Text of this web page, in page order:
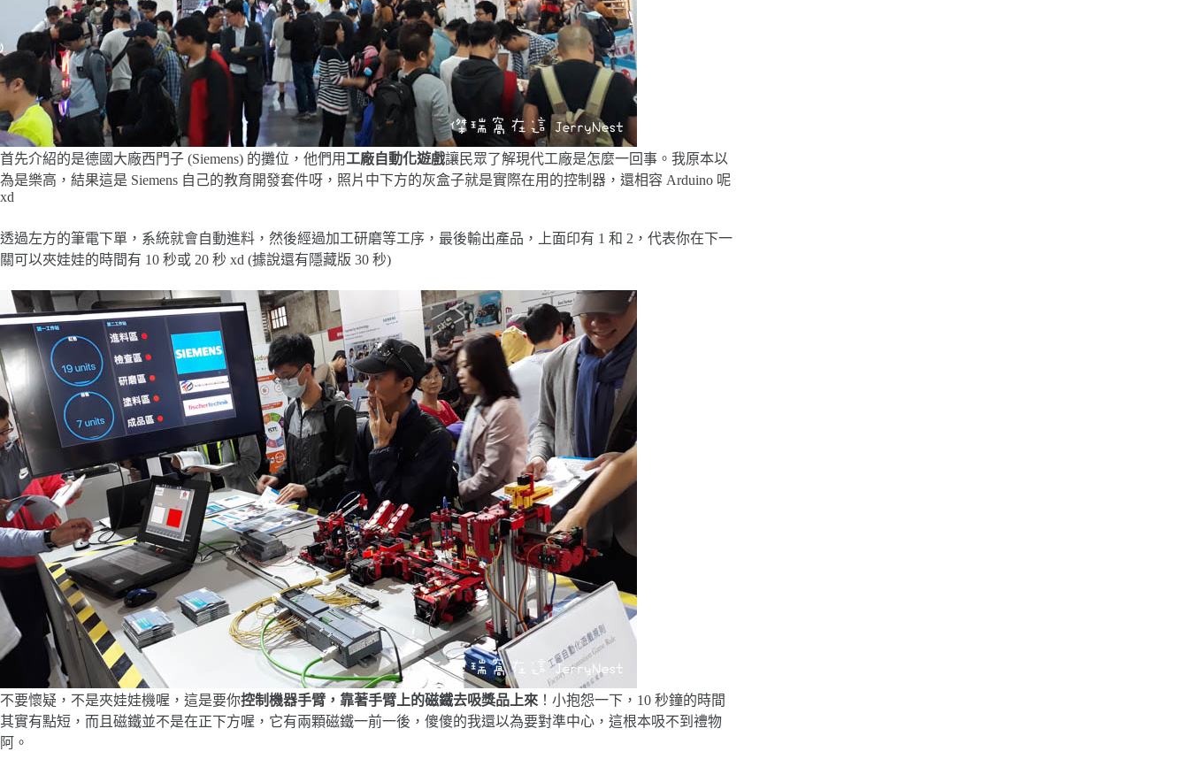
首先介紹的是德國大廠西門子 (Siemens) 的攤位，他們用工廠自動化遊戲讓民眾了解現代工廠是怎麼一回事。我原本以
為是樂高，結果這是 Siemens 自己的教育開發套件呀，照片中下方的灰盒子就是實際在用的控制器，還相容 Arduino 呢
xd
透過左方的筆電下單，系統就會自動進料，然後經過加工研磨等工序，最後輸出產品，上面印有 1 和 2，代表你在下一
關可以夾娃娃的時間有 10 秒或 20 秒 xd (據說還有隱藏版 30 秒)
不要懷疑，不是夾娃娃機喔，這是要你控制機器手臂，靠著手臂上的磁鐵去吸獎品上來 ！小抱怨一下，10 秒鐘的時間
其實有點短，而且磁鐵並不是在正下方喔，它有兩顆磁鐵一前一後，傻傻的我還以為要對準中心，這根本吸不到禮物
阿。